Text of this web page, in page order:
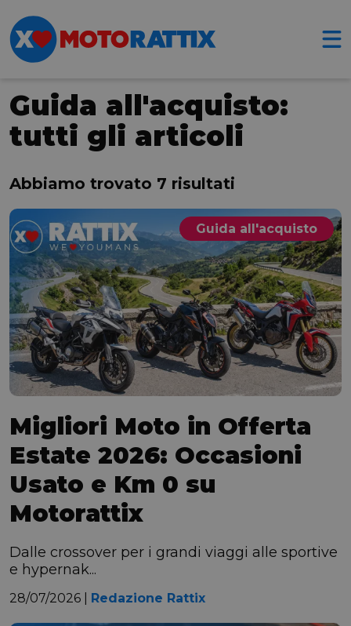
Guida all'acquisto:
tutti gli articoli
Abbiamo trovato 7 risultati
Guida all'acquisto
Migliori Moto in Offerta
Estate 2026: Occasioni
Usato e Km 0 su
Motorattix
Dalle crossover per i grandi viaggi alle sportive
e hypernak...
28/07/2026 | Redazione Rattix